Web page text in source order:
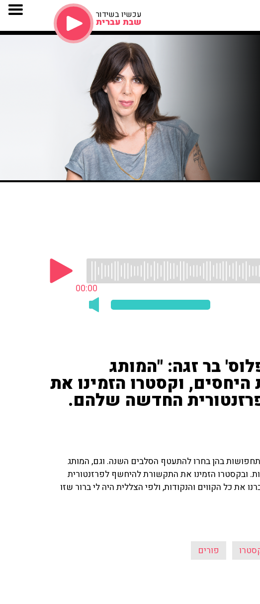
עכשיו בשידור
שבת עברית
00:00
בר זגה: "המותג
היחסים, וקסטרו הזמינו את
החדשה שלהם.
בהן בחרו להתעטף הסלבים השנה. וגם, המותג
ובקסטרו הזמינו את התקשורת להיחשף לפרזנטורית
כל הקווים והנקודות, ולפי הצללית היה לי ברור שזו
פורים